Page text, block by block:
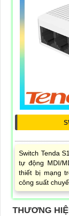
Switch Tenda
tự động MDI/
thiết bị mạng
công suất
THƯƠNG